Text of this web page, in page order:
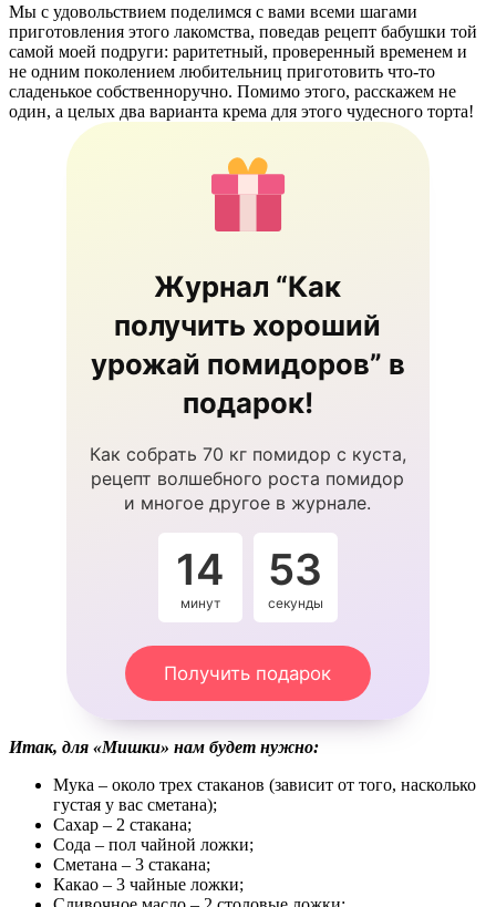
Мы с удовольствием поделимся с вами всеми шагами
приготовления этого лакомства, поведав рецепт бабушки той
самой моей подруги: раритетный, проверенный временем и
не одним поколением любительниц приготовить что-то
сладенькое собственноручно. Помимо этого, расскажем не
один, а целых два варианта крема для этого чудесного торта!
Журнал “Как
получить хороший
урожай помидоров” в
подарок!
Как собрать 70 кг помидор с куста,
рецепт волшебного роста помидор
и многое другое в журнале.
14
минут
53
секунды
Получить подарок
Итак, для «Мишки» нам будет нужно:
Мука – около трех стаканов (зависит от того, насколько
густая у вас сметана);
Сахар – 2 стакана;
Сода – пол чайной ложки;
Сметана – 3 стакана;
Какао – 3 чайные ложки;